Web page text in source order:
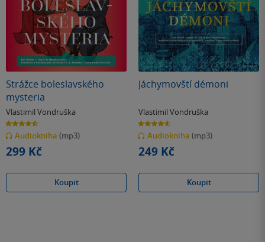
Strážce boleslavského
mysteria
Vlastimil Vondruška
4.6
z
5
hvězdiček
Audiokniha (mp3)
299 Kč
Koupit
Jáchymovští démoni
Vlastimil Vondruška
4.6
z
5
hvězdiček
Audiokniha (mp3)
249 Kč
Koupit